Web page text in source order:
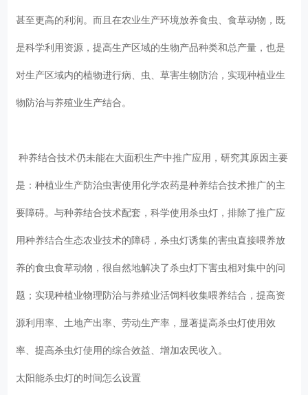
甚至更高的利润。而且在农业生产环境放养食虫、食草动物，既
是科学利用资源，提高生产区域的生物产品种类和总产量，也是
对生产区域内的植物进行病、虫、草害生物防治，实现种植业生
物防治与养殖业生产结合。
种养结合技术仍未能在大面积生产中推广应用，研究其原因主要
是：种植业生产防治虫害使用化学农药是种养结合技术推广的主
要障碍。与种养结合技术配套，科学使用杀虫灯，排除了推广应
用种养结合生态农业技术的障碍，杀虫灯诱集的害虫直接喂养放
养的食虫食草动物，很自然地解决了杀虫灯下害虫相对集中的问
题；实现种植业物理防治与养殖业活饲料收集喂养结合，提高资
源利用率、土地产出率、劳动生产率，显著提高杀虫灯使用效
率、提高杀虫灯使用的综合效益、增加农民收入。
太阳能杀虫灯的时间怎么设置